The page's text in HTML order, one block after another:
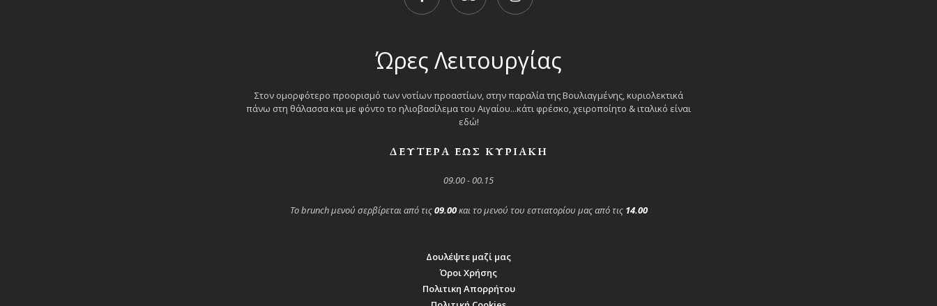
Ώρες Λειτουργίας
Στον ομορφότερο προορισμό των νοτίων προαστίων, στην παραλία της Βουλιαγμένης, κυριολεκτικά
πάνω στη θάλασσα και με φόντο το ηλιοβασίλεμα του Αιγαίου...κάτι φρέσκο, χειροποίητο & ιταλικό είναι
εδώ!
ΔΕΥΤΕΡΑ ΕΩΣ ΚΥΡΙΑΚΗ
09.00 - 00.15
Το brunch μενού σερβίρεται από τις09.00και το μενού του εστιατορίου μας από τις 14.00
Δουλέψτε μαζί μας
Όροι Χρήσης
Πολιτικη Απορρήτου